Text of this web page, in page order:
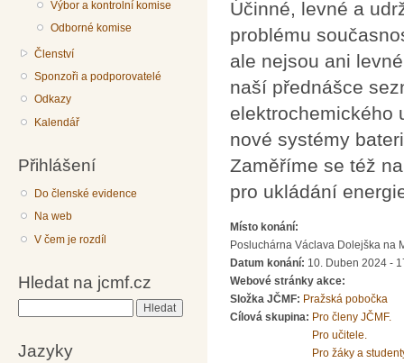
Výbor a kontrolní komise
Odborné komise
Členství
Sponzoři a podporovatelé
Odkazy
Kalendář
Přihlášení
Do členské evidence
Na web
V čem je rozdíl
Hledat na jcmf.cz
Jazyky
Účinné, levné a
problému
ale nejsou ani
naší přednášce
elektrochemického
nové systémy
Zaměříme se též
pro ukládání
Místo konání:
Posluchárna Václava Dolejška na
Datum konání: 10. Duben 2024 -
Webové stránky akce:
Složka JČMF: Pražská pobočka
Cílová skupina: Pro členy JČMF.
Pro učitele.
Pro žáky a